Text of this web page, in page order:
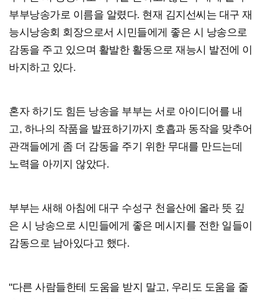
부부낭송가로 이름을 알렸다. 현재 김지선씨는 대구 재
능시낭송회 회장으로서 시민들에게 좋은 시 낭송으로
감동을 주고 있으며 활발한 활동으로 재능시 발전에 이
바지하고 있다.
혼자 하기도 힘든 낭송을 부부는 서로 아이디어를 내
고, 하나의 작품을 발표하기까지 호흡과 동작을 맞추어
관객들에게 좀 더 감동을 주기 위한 무대를 만드는데
노력을 아끼지 않았다.
부부는 새해 아침에 대구 수성구 천을산에 올라 뜻 깊
은 시 낭송으로 시민들에게 좋은 메시지를 전한 일들이
감동으로 남아있다고 했다.
"다른 사람들한테 도움을 받지 말고, 우리도 도움을 줄